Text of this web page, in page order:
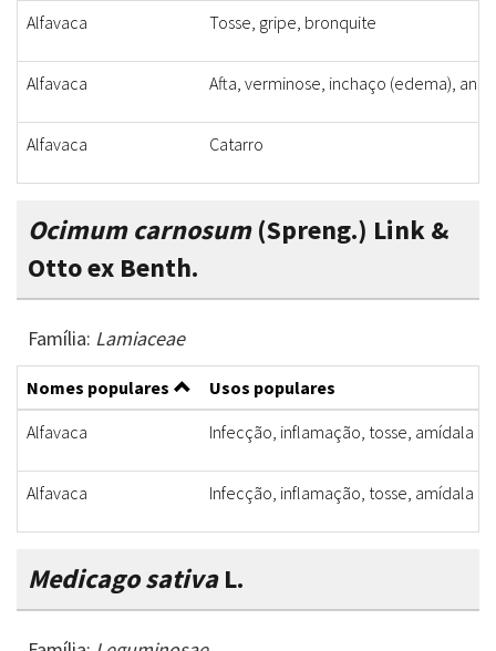
Alfavaca Tosse, gripe, bronquite
Alfavaca Afta, verminose, inchaço (edema),
Alfavaca Catarro
Ocimum carnosum(Spreng.) Link &
Otto ex Benth.
Família: Lamiaceae
Nomes populares Usos populares
Alfavaca
Infecção, inflamação, tosse, amídala
Alfavaca Infecção, inflamação, tosse, amídala
Medicago sativaL.